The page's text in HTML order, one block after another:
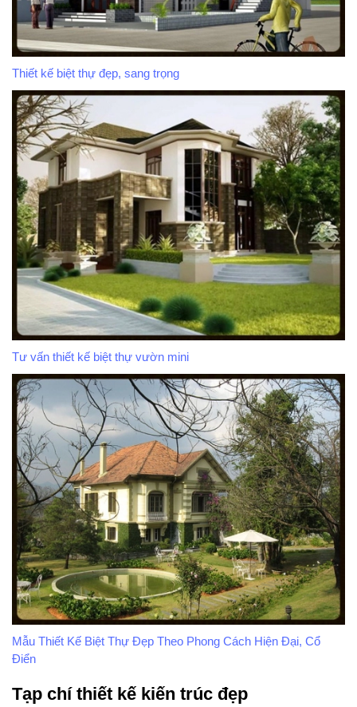
Thiết kế biệt thự đẹp, sang trọng
Tư vấn thiết kế biệt thự vườn mini
Mẫu Thiết Kế Biệt Thự Đẹp Theo Phong Cách Hiện Đại, Cổ
Điển
Tạp chí thiết kế kiến trúc đẹp